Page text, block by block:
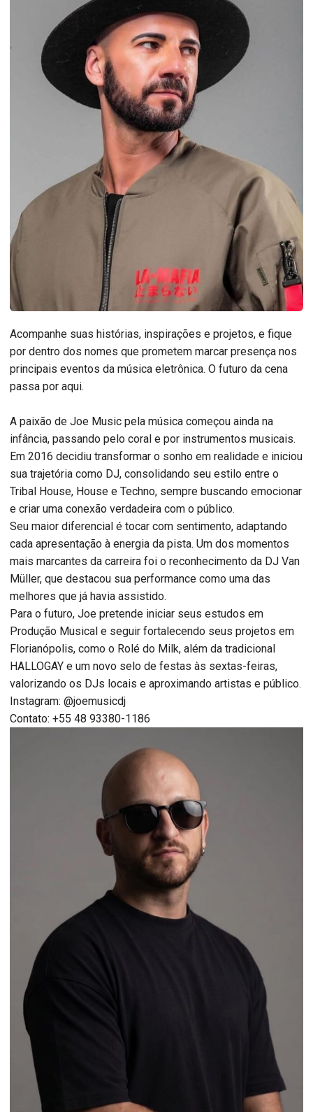
Acompanhe suas histórias, inspirações e projetos, e fique
por dentro dos nomes que prometem marcar presença nos
principais eventos da música eletrônica. O futuro da cena
passa por aqui.
A paixão de Joe Music pela música começou ainda na
infância, passando pelo coral e por instrumentos musicais.
Em 2016 decidiu transformar o sonho em realidade e iniciou
sua trajetória como DJ, consolidando seu estilo entre o
Tribal House, House e Techno, sempre buscando emocionar
e criar uma conexão verdadeira com o público.
Seu maior diferencial é tocar com sentimento, adaptando
cada apresentação à energia da pista. Um dos momentos
mais marcantes da carreira foi o reconhecimento da DJ Van
Müller, que destacou sua performance como uma das
melhores que já havia assistido.
Para o futuro, Joe pretende iniciar seus estudos em
Produção Musical e seguir fortalecendo seus projetos em
Florianópolis, como o Rolé do Milk, além da tradicional
HALLOGAY e um novo selo de festas às sextas-feiras,
valorizando os DJs locais e aproximando artistas e público.
Instagram: @joemusicdj
Contato: +55 48 93380-1186